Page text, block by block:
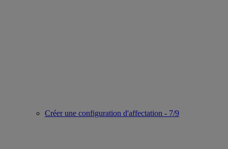
Créer une configuration d'affectation - 7/9